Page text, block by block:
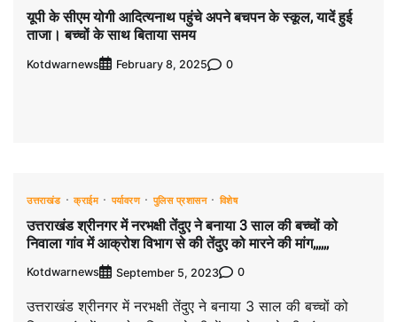
यूपी के सीएम योगी आदित्यनाथ पहुंचे अपने बचपन के स्कूल, यादें हुई
ताजा। बच्चों के साथ बिताया समय
Kotdwarnews February 8, 2025 0
उत्तराखंड क्राईम पर्यावरण पुलिस प्रशासन विशेष
उत्तराखंड श्रीनगर में नरभक्षी तेंदुए ने बनाया 3 साल की बच्चों को
निवाला गांव में आक्रोश विभाग से की तेंदुए को मारने की मांग,,,,,,
Kotdwarnews September 5, 2023 0
उत्तराखंड श्रीनगर में नरभक्षी तेंदुए ने बनाया 3 साल की बच्चों को